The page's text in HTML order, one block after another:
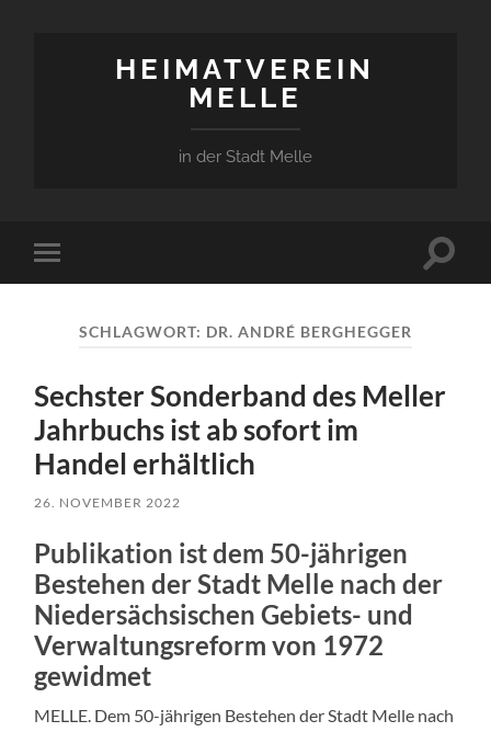
HEIMATVEREIN
MELLE
in der Stadt Melle
Mobile-
Menü
SCHLAGWORT: DR. ANDRÉ BERGHEGGER
Sechster Sonderband des Meller
Jahrbuchs ist ab sofort im
Handel erhältlich
26. NOVEMBER 2022
Publikation ist dem 50-jährigen
Bestehen der Stadt Melle nach der
Niedersächsischen Gebiets- und
Verwaltungsreform von 1972
gewidmet
MELLE. Dem 50-jährigen Bestehen der Stadt Melle nach